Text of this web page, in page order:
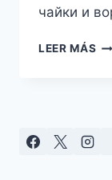
чайки и
LEER MÁS